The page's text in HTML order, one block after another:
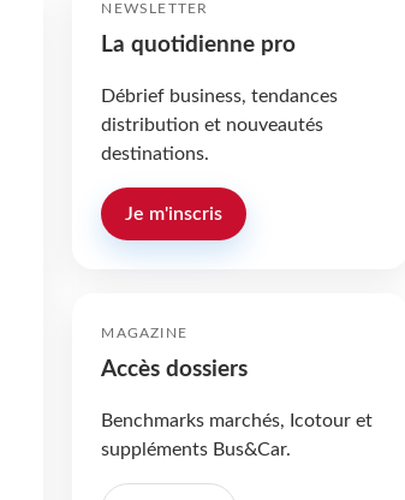
NEWSLETTER
La quotidienne pro
Débrief business, tendances
distribution et nouveautés
destinations.
Je m'inscris
MAGAZINE
Accès dossiers
Benchmarks marchés, Icotour et
suppléments Bus&Car.